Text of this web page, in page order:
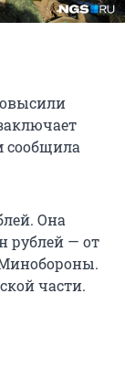
сообщила
Она
рублей — от
части.